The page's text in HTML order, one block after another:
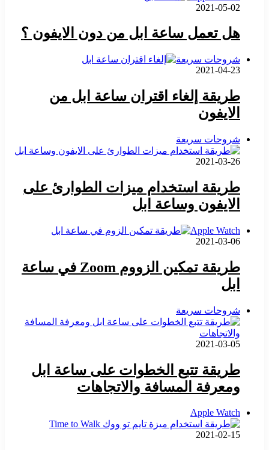
2021-05-02
هل تعمل ساعة ابل من دون الايفون ؟
شروحات سريعة
2021-04-23
طريقة إلغاء اقتران ساعة ابل من
الايفون
شروحات سريعة
2021-03-26
طريقة استخدام ميزات الطوارئ على
الايفون وساعة ابل
Apple Watch
2021-03-06
طريقة تمكين الزووم Zoom في ساعة
ابل
شروحات سريعة
2021-03-05
طريقة تتبع الخطوات على ساعة ابل
ومعرفة المسافة والاتجاهات
Apple Watch
2021-02-15